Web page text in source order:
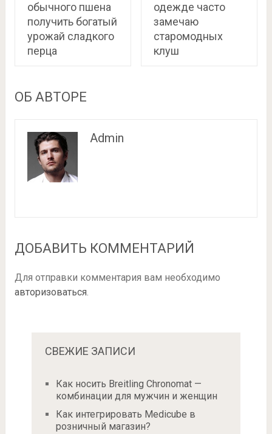
обычного пшена
получить богатый
урожай сладкого
перца
одежде часто
замечаю
старомодных
клуш
ОБ АВТОРЕ
Admin
ДОБАВИТЬ КОММЕНТАРИЙ
Для отправки комментария вам необходимо
авторизоваться.
СВЕЖИЕ ЗАПИСИ
Как носить Breitling Chronomat —
комбинации для мужчин и женщин
Как интегрировать Medicube в
розничный магазин?